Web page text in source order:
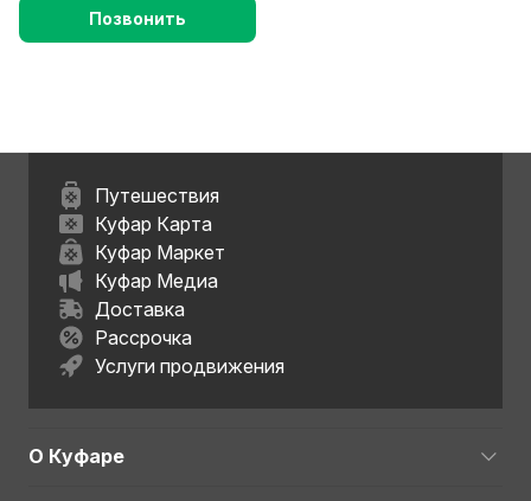
Позвонить
Путешествия
Куфар Карта
Куфар Маркет
Куфар Медиа
Доставка
Рассрочка
Услуги продвижения
О Куфаре